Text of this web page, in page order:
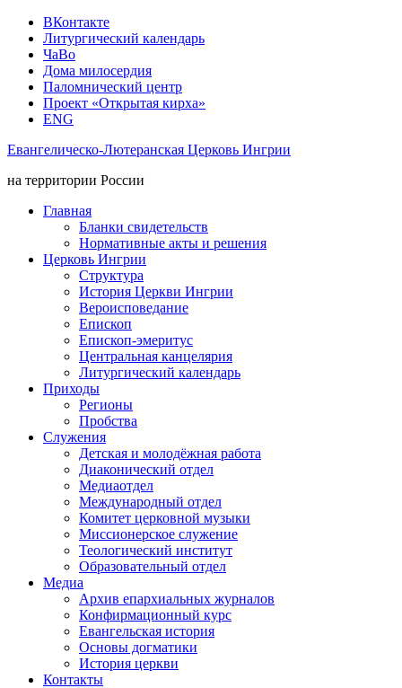
ВКонтакте
Литургический календарь
ЧаВо
Дома милосердия
Паломнический центр
Проект «Открытая кирха»
ENG
Евангелическо-Лютеранская Церковь Ингрии
на территории России
Главная
Бланки свидетельств
Нормативные акты и решения
Церковь Ингрии
Структура
История Церкви Ингрии
Вероисповедание
Епископ
Епископ-эмеритус
Центральная канцелярия
Литургический календарь
Приходы
Регионы
Пробства
Служения
Детская и молодёжная работа
Диаконический отдел
Медиаотдел
Международный отдел
Комитет церковной музыки
Миссионерское служение
Теологический институт
Образовательный отдел
Медиа
Архив епархиальных журналов
Конфирмационный курс
Евангельская история
Основы догматики
История церкви
Контакты